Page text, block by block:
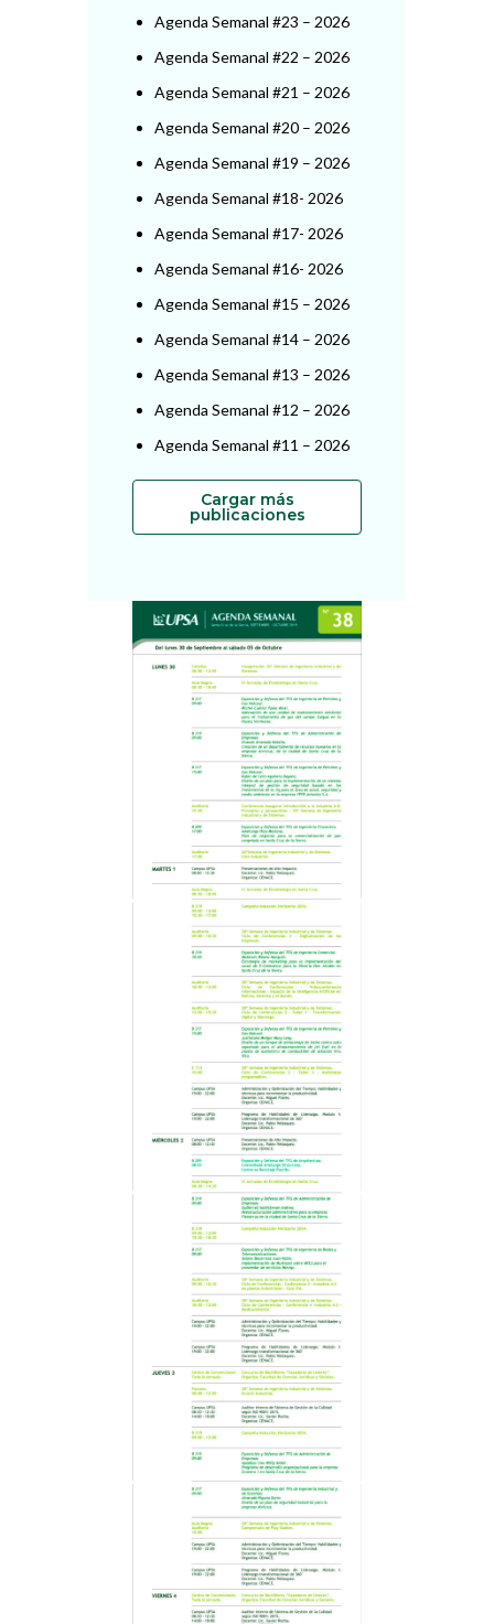
Agenda Semanal #23 – 2026
Agenda Semanal #22 – 2026
Agenda Semanal #21 – 2026
Agenda Semanal #20 – 2026
Agenda Semanal #19 – 2026
Agenda Semanal #18- 2026
Agenda Semanal #17- 2026
Agenda Semanal #16- 2026
Agenda Semanal #15 – 2026
Agenda Semanal #14 – 2026
Agenda Semanal #13 – 2026
Agenda Semanal #12 – 2026
Agenda Semanal #11 – 2026
Cargar más
publicaciones